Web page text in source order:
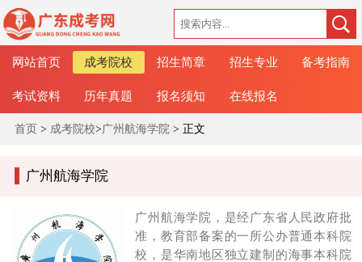
网站首页 成考院校 招生简章 招生专业 备考指南
考试资料 历年真题 报名须知 在线报名
首页> 成考院校> 广州航海学院 > 正文
广州航海学院
广州航海学院，是经广东省人民政府批
准，教育部备案的一所公办普通本科院
校，是华南地区独立建制的海事本科院